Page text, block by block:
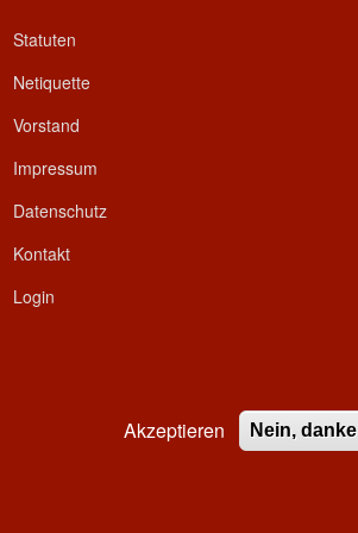
Statuten
Netiquette
Vorstand
Impressum
Datenschutz
Kontakt
Login
Akzeptieren Nein, danke